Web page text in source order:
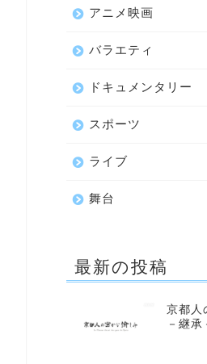
アニメ映画
バラエティ
ドキュメンタリー
スポーツ
ライブ
舞台
最新の投稿
京都人
－継承